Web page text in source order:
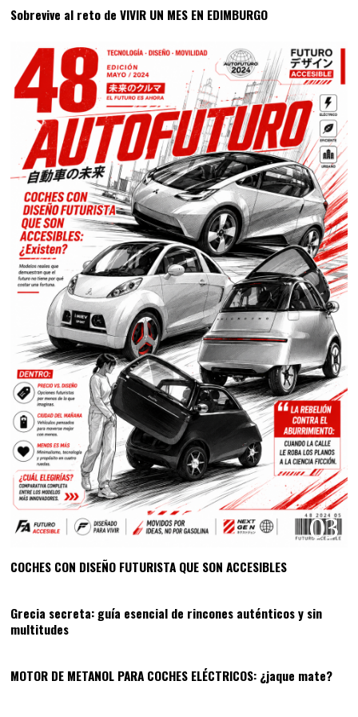
Sobrevive al reto de VIVIR UN MES EN EDIMBURGO
03
COCHES CON DISEÑO FUTURISTA QUE SON ACCESIBLES
Grecia secreta: guía esencial de rincones auténticos y sin
multitudes
MOTOR DE METANOL PARA COCHES ELÉCTRICOS: ¿jaque mate?
06